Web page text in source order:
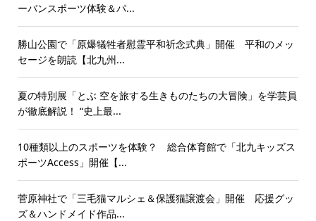
ーバンスポーツ体験＆パ...
勝山公園で「原爆犠牲者慰霊平和祈念式典」開催 平和のメッ
セージを朗読【北九州...
夏の特別展「とぶ 空を旅する生きものたちの大冒険」を学芸員
が徹底解説！ “史上最...
10種類以上のスポーツを体験？ 総合体育館で「北九キッズス
ポーツAccess」開催【...
菅原神社で「三毛猫マルシェ＆保護猫譲渡会」開催 応援グッ
ズ＆ハンドメイド作品...